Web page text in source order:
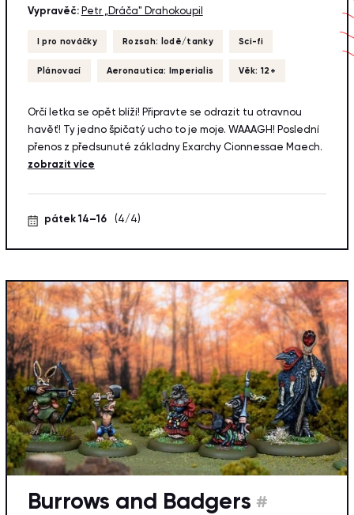
Vypravěč: Petr „Dráča" Drahokoupil
I pro nováčky Rozsah: lodě/tanky Sci-fi
Plánovací Aeronautica: Imperialis Věk: 12+
Orčí letka se opět blíží! Připravte se odrazit tu otravnou
havěť! Ty jedno špičatý ucho to je moje. WAAAGH! Poslední
přenos z předsunuté základny Exarchy Cionnessae Maech.
zobrazit více
pátek 14–16 (4/4)
Burrows and Badgers #